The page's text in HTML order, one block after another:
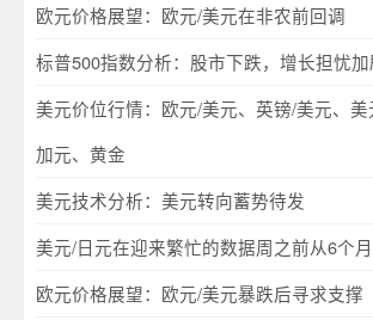
欧元价格展望：欧元/美元在非农前回调
标普500指数分析：股市下跌，增长担忧加
美元价位行情：欧元/美元、英镑/美元、
加元、黄金
美元技术分析：美元转向蓄势待发
美元/日元在迎来繁忙的数据周之前从6个
欧元价格展望：欧元/美元暴跌后寻求支撑